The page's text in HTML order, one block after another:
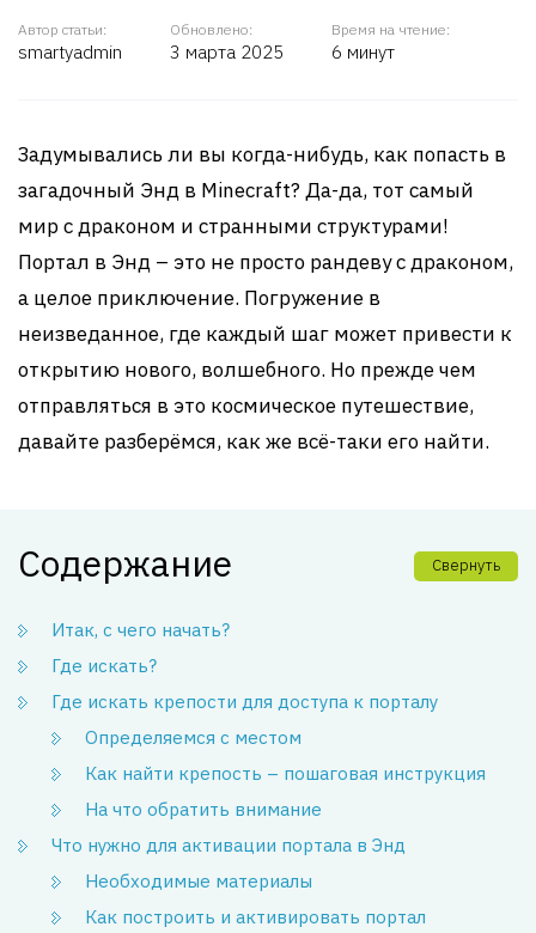
Автор статьи:
smartyadmin
Обновлено:
3 марта 2025
Время на чтение:
6 минут
Задумывались ли вы когда-нибудь, как попасть в
загадочный Энд в Minecraft? Да-да, тот самый
мир с драконом и странными структурами!
Портал в Энд – это не просто рандеву с драконом,
а целое приключение. Погружение в
неизведанное, где каждый шаг может привести к
открытию нового, волшебного. Но прежде чем
отправляться в это космическое путешествие,
давайте разберёмся, как же всё-таки его найти.
Содержание Свернуть
Итак, с чего начать?
Где искать?
Где искать крепости для доступа к порталу
Определяемся с местом
Как найти крепость – пошаговая инструкция
На что обратить внимание
Что нужно для активации портала в Энд
Необходимые материалы
Как построить и активировать портал